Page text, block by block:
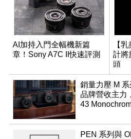
AI加持入門全幅機新篇
章！Sony A7C II快速評測
【
計將
頭
銷量力壓 M
品牌營收主力
43
PEN 系列與